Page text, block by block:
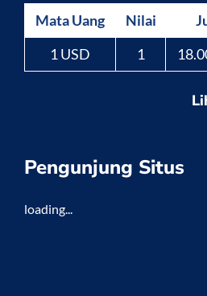
Mata Uang Nilai
1 USD
1
Pengunjung Situs
loading...